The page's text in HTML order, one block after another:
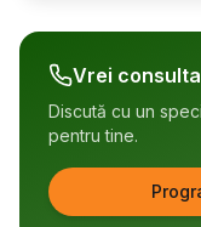
Vrei
Discută cu un
pentru tine.